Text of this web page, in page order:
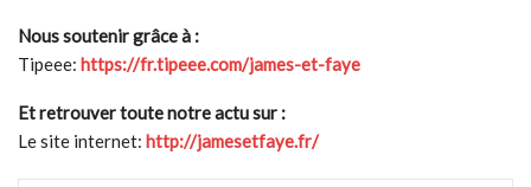
Nous soutenir grâce à :
Tipeee: https://fr.tipeee.com/james-et-faye
Et retrouver toute notre actu sur :
Le site internet: http://jamesetfaye.fr/